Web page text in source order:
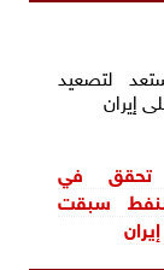
لتصعيد
إيران
تحقق في
سبقت